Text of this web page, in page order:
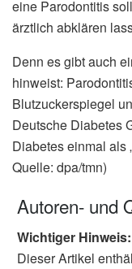
eine Parodontitis
ärztlich abklären
Denn es gibt auch
hinweist:
Blutzuckerspiegel
Deutsche Diabetes
Diabetes einmal als
Quelle: dpa/tmn)
Autoren- und
Wichtiger Hinweis:
Dieser Artikel